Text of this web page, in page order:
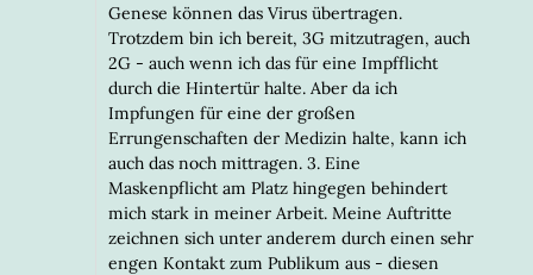
Genese können das Virus übertragen.
Trotzdem bin ich bereit, 3G mitzutragen, auch
2G - auch wenn ich das für eine Impfflicht
durch die Hintertür halte. Aber da ich
Impfungen für eine der großen
Errungenschaften der Medizin halte, kann ich
auch das noch mittragen. 3. Eine
Maskenpflicht am Platz hingegen behindert
mich stark in meiner Arbeit. Meine Auftritte
zeichnen sich unter anderem durch einen sehr
engen Kontakt zum Publikum aus - diesen